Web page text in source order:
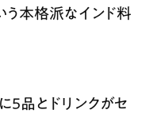
う本格派なインド料
5品とドリンクがセ